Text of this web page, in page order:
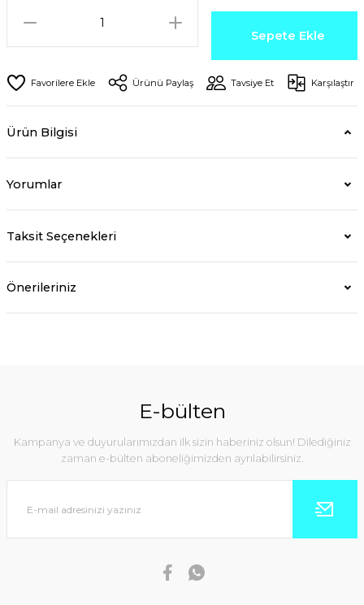
Sepete Ekle
Ürünü Paylaş Tavsiye Et Karşılaştır
Ürün Bilgisi
Yorumlar
Taksit Seçenekleri
Önerileriniz
E-bülten
Kampanya ve duyurularımızdan ilk sizin haberiniz olsun! Dilediğiniz
zaman e-bülten aboneliğimizden ayrılabilirsiniz.